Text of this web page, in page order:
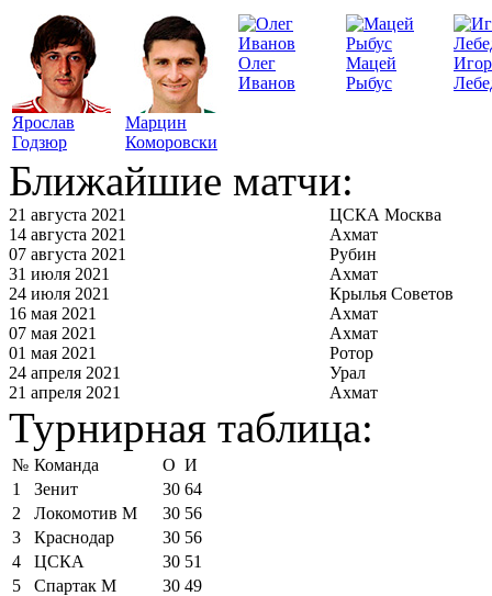
Ярослав
Годзюр
Марцин
Коморовски
Олег
Иванов
Мацей
Рыбус
Ближайшие матчи:
21 августа 2021
ЦСКА Москва
14 августа 2021
Ахмат
07 августа 2021
Рубин
31 июля 2021
Ахмат
24 июля 2021
Крылья Советов
16 мая 2021
Ахмат
07 мая 2021
Ахмат
01 мая 2021
Ротор
24 апреля 2021
Урал
21 апреля 2021
Ахмат
Турнирная таблица:
№ Команда О И
1
Зенит 30 64
2
Локомотив М 30 56
3
Краснодар 30 56
4
ЦСКА 30 51
5
Спартак М 30 49